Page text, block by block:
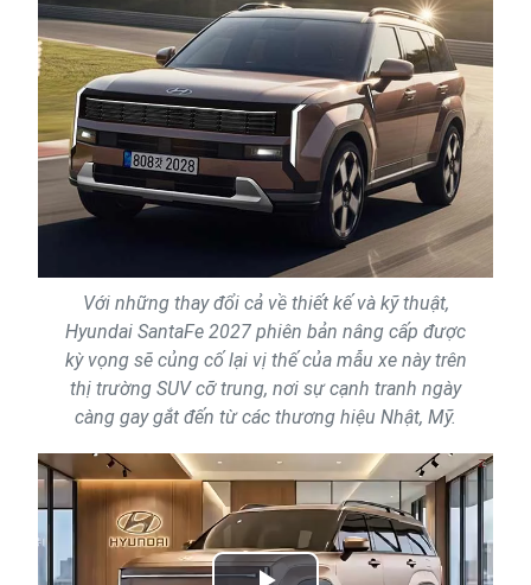
Với những thay đổi cả về thiết kế và kỹ thuật,
Hyundai SantaFe 2027 phiên bản nâng cấp được
kỳ vọng sẽ củng cố lại vị thế của mẫu xe này trên
thị trường SUV cỡ trung, nơi sự cạnh tranh ngày
càng gay gắt đến từ các thương hiệu Nhật, Mỹ.